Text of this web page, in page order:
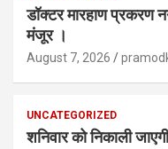
डॉक्टर मारहाण प्रकरण
मंजूर ।
August 7, 2026
UNCATEGORIZED
शनिवार को निकाली